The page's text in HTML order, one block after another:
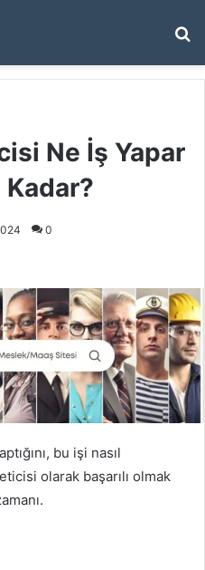
...
Ne İş Yapar
Kadar?
0
bu işi nasıl
olarak başarılı olmak